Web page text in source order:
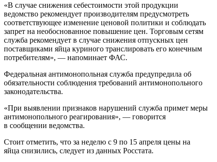
«В случае снижения себестоимости этой продукции
ведомство рекомендует производителям предусмотреть
соответствующее изменение ценовой политики и соблюдать
запрет на необоснованное повышение цен. Торговым сетям
служба рекомендует в случае снижения отпускных цен
поставщиками яйца куриного транслировать его конечным
потребителям», — напоминает ФАС.
Федеральная антимонопольная служба предупредила об
обязательности соблюдения требований антимонопольного
законодательства.
«При выявлении признаков нарушений служба примет меры
антимонопольного реагирования», — говорится
в сообщении ведомства.
Стоит отметить, что за неделю с 9 по 15 апреля цены на
яйца снизились, следует из данных Росстата.